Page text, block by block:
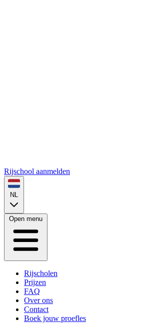
Rijschool aanmelden
NL
Open menu
Rijscholen
Prijzen
FAQ
Over ons
Contact
Boek jouw proefles